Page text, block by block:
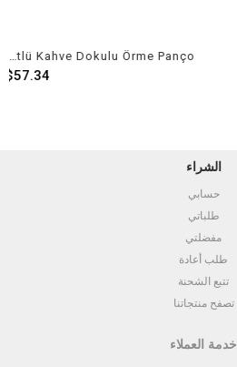
$57.34
الشراء
حسابي
طلباتي
مفضلتي
طلب أعادة
تتبع الشحنة
تصفح منتجاتنا
خدمة العملاء